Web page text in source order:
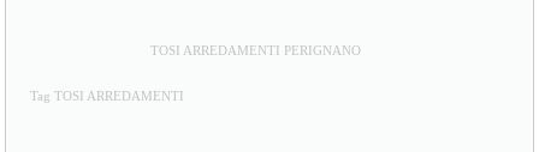
TOSI ARREDAMENTI PERIGNANO
Tag TOSI ARREDAMENTI